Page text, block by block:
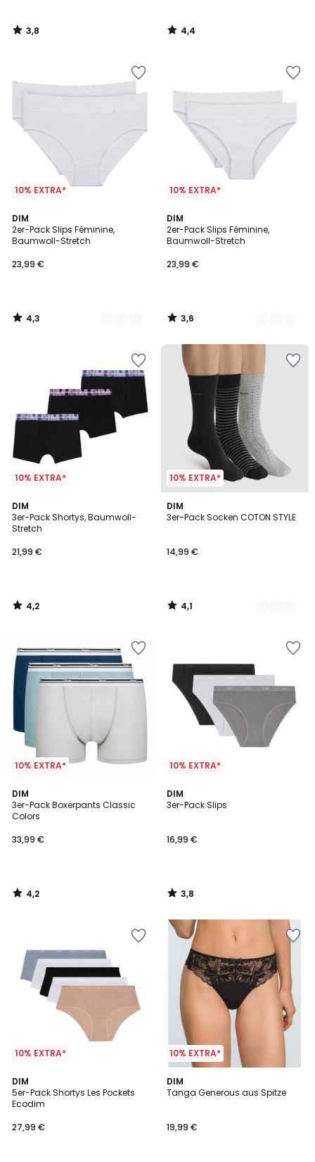
3,8
/
4,4
/
10% EXTRA*
DIM
2er-Pack Slips Féminine,
Baumwoll-Stretch
23,99 €
4,3
/ 5
2
Farben
4,3
/
10% EXTRA*
DIM
2er-Pack Slips Féminine,
Baumwoll-Stretch
23,99 €
3,6
/ 5
2
Farben
3,6
/
10% EXTRA*
DIM
3er-Pack Shortys, Baumwoll-
Stretch
21,99 €
4,2
/ 5
4,2
/
10% EXTRA*
DIM
3er-Pack Socken COTON STYLE
14,99 €
4,1
/ 5
3
Farben
4,1
/
10% EXTRA*
DIM
3er-Pack Boxerpants Classic
Colors
33,99 €
4,2
/ 5
4,2
/
10% EXTRA*
DIM
3er-Pack Slips
16,99 €
3,8
/ 5
3,8
/
10% EXTRA*
DIM
5er-Pack Shortys Les Pockets
Ecodim
27,99 €
4,1
/ 5
2
Farben
10% EXTRA*
DIM
Tanga Generous aus Spitze
19,99 €
5
/
3
Farben